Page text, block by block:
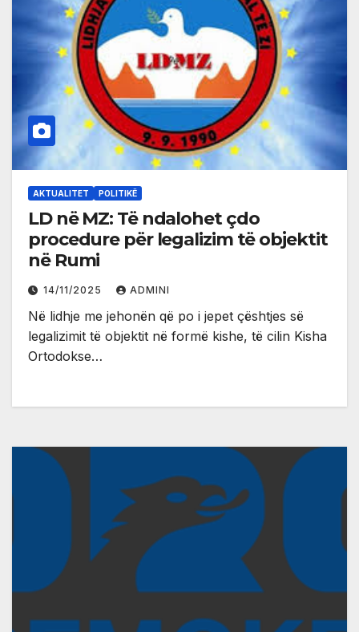
AKTUALITET POLITIKË
LD në MZ: Të ndalohet çdo
procedure për legalizim të objektit
në Rumi
14/11/2025 ADMINI
Në lidhje me jehonën që po i jepet çështjes së
legalizimit të objektit në formë kishe, të cilin Kisha
Ortodokse…